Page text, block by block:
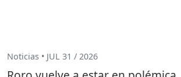
Noticias • JUL 31 / 2026